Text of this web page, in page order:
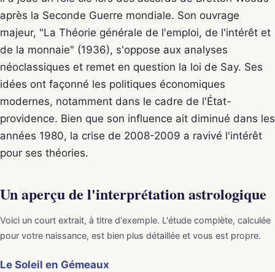
après la Seconde Guerre mondiale. Son ouvrage
majeur, "La Théorie générale de l'emploi, de l'intérêt et
de la monnaie" (1936), s'oppose aux analyses
néoclassiques et remet en question la loi de Say. Ses
idées ont façonné les politiques économiques
modernes, notamment dans le cadre de l'État-
providence. Bien que son influence ait diminué dans les
années 1980, la crise de 2008-2009 a ravivé l'intérêt
pour ses théories.
Un aperçu de l'interprétation astrologique
Voici un court extrait, à titre d'exemple. L'étude complète, calculée
pour votre naissance, est bien plus détaillée et vous est propre.
Le Soleil en Gémeaux